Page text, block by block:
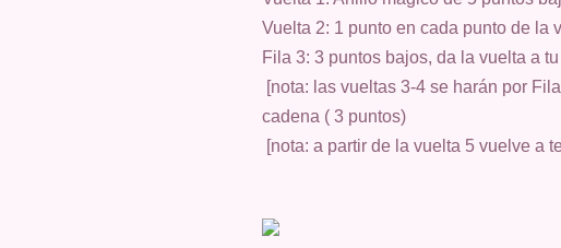
Vuelta 2: 1 punto en cada punto de la
Fila 3: 3 puntos bajos, da la vuelta a
[nota: las vueltas 3-4 se harán por
cadena ( 3 puntos)
[nota: a partir de la vuelta 5 vuelve a